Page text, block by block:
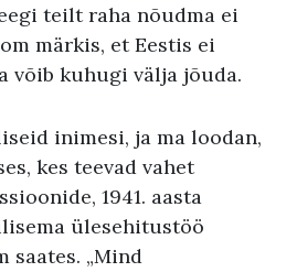
teilt raha nõudma ei
märkis, et Eestis ei
võib kuhugi välja jõuda.
inimesi, ja ma loodan,
kes teevad vahet
1941. aasta
ülesehitustöö
saates. „Mind